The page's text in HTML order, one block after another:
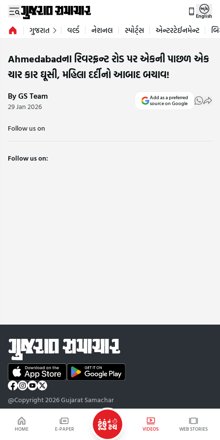
HOME E-PAPER VIDEOS WEB STORIES
English
ગુજરાત વર્લ્ડ નેશનલ સ્પોર્ટ્સ એન્ટરટેઈનમેન્ટ
Ahmedabadના રિવરફ્રન્ટ રોડ પર એકની પાછળ એક
ચાર કાર ઘૂસી, મહિલા દર્દીનો આબાદ બચાવ!
By GS Team
29 Jan 2026
Add as a preferred
source on Google
Follow us on
Follow us on:
@Copyright 2026 Gujarat Samachar